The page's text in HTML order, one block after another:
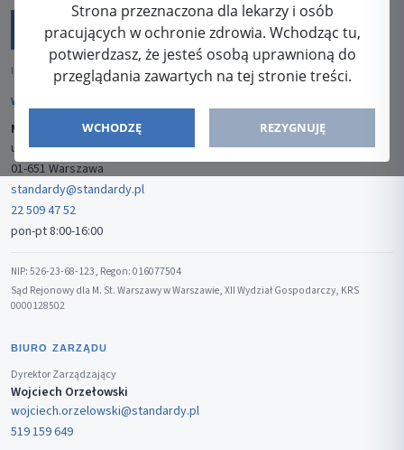
Strona przeznaczona dla lekarzy i osób
pracujących w ochronie zdrowia. Wchodząc tu,
potwierdzasz, że jesteś osobą uprawnioną do
przeglądania zawartych na tej stronie treści.
WCHODZĘ REZYGNUJĘ
ISSN: 2080-5438
WYDAWCA
Media-Press Sp. z o.o.
ul. Gwiaździsta 7B/8
01-651 Warszawa
standardy@standardy.pl
22 509 47 52
pon-pt 8:00-16:00
NIP: 526-23-68-123, Regon: 016077504
Sąd Rejonowy dla M. St. Warszawy w Warszawie, XII Wydział Gospodarczy, KRS
0000128502
BIURO ZARZĄDU
Dyrektor Zarządzający
Wojciech Orzełowski
wojciech.orzelowski@standardy.pl
519 159 649